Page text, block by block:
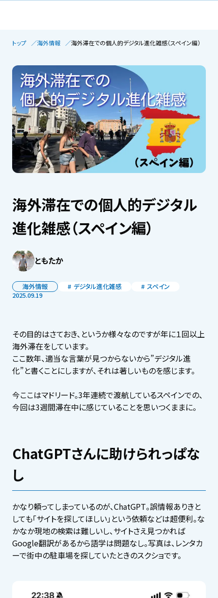
トップ 海外情報 海外滞在での個人的デジタル進化雑感（スペイン編）
海外滞在での個人的デジタル
進化雑感（スペイン編）
ともたか
海外情報 デジタル進化雑感
スペイン
2025.09.19
その目的はさておき、というか様々なのですが年に１回以上
海外滞在をしています。
ここ数年、適当な言葉が見つからないから”デジタル進
化”と書くことにしますが、それは著しいものを感じます。
今ここはマドリード。3年連続で渡航しているスペインでの、
今回は3週間滞在中に感じていることを思いつくままに。
ChatGPTさんに助けられっぱな
し
かなり頼ってしまっているのが、ChatGPT。誤情報ありきと
しても「サイトを探してほしい」という依頼などは超便利。な
かなか現地の検索は難しいし、サイトさえ見つかれば
Google翻訳があるから語学は問題なし。写真は、レンタカ
ーで街中の駐車場を探していたときのスクショです。